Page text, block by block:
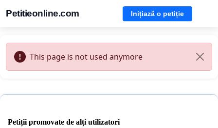
Petitieonline.com Inițiază o petiție
This page is not used anymore
Petiții promovate de alți utilizatori